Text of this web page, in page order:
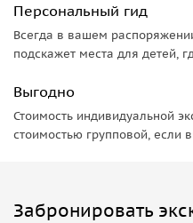
Персональный гид
Всегда в вашем
подскажет места для детей,
Выгодно
Стоимость индивидуальной
стоимостью групповой, если
Забронировать